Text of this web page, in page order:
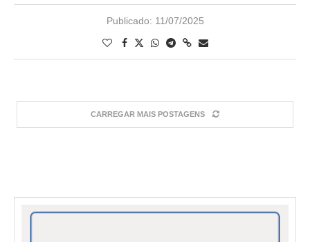
Publicado: 11/07/2025
CARREGAR MAIS POSTAGENS